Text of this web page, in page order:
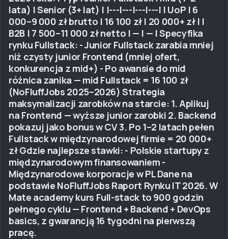
lata) | Senior (3+ lat) | |---|---|---|---| | UoP | 6
000–9 000 zł brutto | 16 100 zł | 20 000+ zł | |
B2B | 7 500–11 000 zł netto | — | — | Specyfika
rynku Fullstack: - Junior Fullstack zarabia mniej
niż czysty junior Frontend (mniej ofert,
konkurencja z mid+) - Po awansie do mid
różnica zanika — mid Fullstack = 16 100 zł
(NoFluffJobs 2025–2026) Strategia
maksymalizacji zarobków na starcie: 1. Aplikuj
na Frontend — wyższe junior zarobki 2. Backend
pokazuj jako bonus w CV 3. Po 1–2 latach pełen
Fullstack w międzynarodowej firmie = 20 000+
zł Gdzie najlepsze stawki: - Polskie startupy z
międzynarodowym finansowaniem -
Międzynarodowe korporacje w PL Dane na
podstawie NoFluffJobs Raport Rynku IT 2026. W
Mate academy kurs Full-stack to 900 godzin
pełnego cyklu — Frontend + Backend + DevOps
basics, z gwarancją 16 tygodni na pierwszą
pracę.